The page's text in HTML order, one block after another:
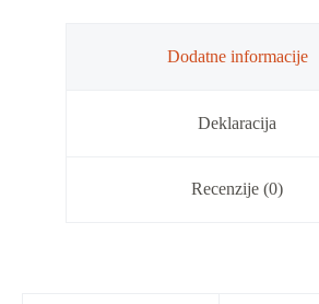
Dodatne informacije
Deklaracija
Recenzije (0)